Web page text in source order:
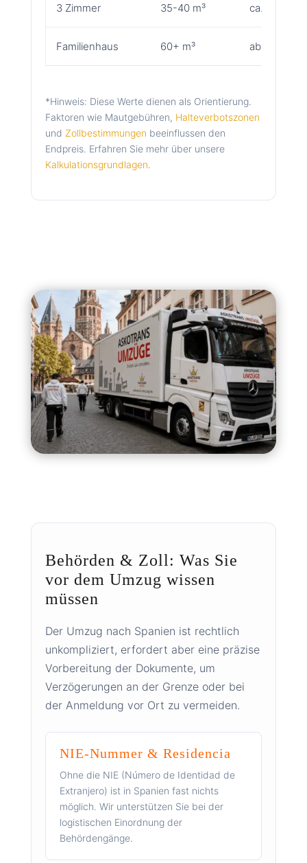
3 Zimmer 35-40 m³ ca. 3.800 €
Familienhaus 60+ m³ ab 5.500 €
*Hinweis: Diese Werte dienen als Orientierung.
Faktoren wie Mautgebühren, Halteverbotszonen
und Zollbestimmungen beeinflussen den
Endpreis. Erfahren Sie mehr über unsere
Kalkulationsgrundlagen.
Behörden & Zoll: Was Sie
vor dem Umzug wissen
müssen
Der Umzug nach Spanien ist rechtlich
unkompliziert, erfordert aber eine präzise
Vorbereitung der Dokumente, um
Verzögerungen an der Grenze oder bei
der Anmeldung vor Ort zu vermeiden.
NIE-Nummer & Residencia
Ohne die NIE (Número de Identidad de
Extranjero) ist in Spanien fast nichts
möglich. Wir unterstützen Sie bei der
logistischen Einordnung der
Behördengänge.